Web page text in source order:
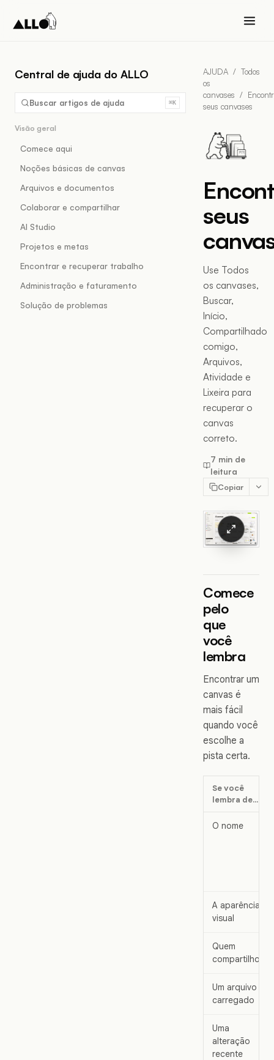
Central de ajuda do ALLO
Buscar artigos de ajuda ⌘K
Visão geral
Comece aqui
Noções básicas de canvas
Arquivos e documentos
Colaborar e compartilhar
AI Studio
Projetos e metas
Encontrar e recuperar trabalho
Administração e faturamento
Solução de problemas
AJUDA / Todos
os
canvases /
seus canvases
seus
Use Todos
os canvases,
Buscar,
Início,
Compartilhado
comigo,
Arquivos,
Atividade e
Lixeira para
recuperar o
canvas
correto.
7 min de
leitura
Copiar
Comece
pelo
que
você
lembra
Encontrar um
canvas é
mais fácil
quando você
escolhe a
pista certa.
Se você
lembra de...
O nome
A aparência
visual
Quem
compartilhou
Um arquivo
carregado
Uma
alteração
recente